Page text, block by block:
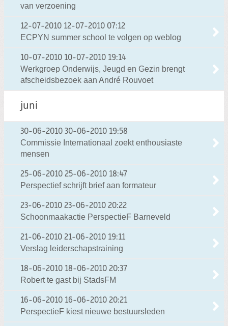
van verzoening
12-07-2010 12-07-2010 07:12
ECPYN summer school te volgen op weblog
10-07-2010 10-07-2010 19:14
Werkgroep Onderwijs, Jeugd en Gezin brengt
afscheidsbezoek aan André Rouvoet
juni
30-06-2010 30-06-2010 19:58
Commissie Internationaal zoekt enthousiaste
mensen
25-06-2010 25-06-2010 18:47
Perspectief schrijft brief aan formateur
23-06-2010 23-06-2010 20:22
Schoonmaakactie PerspectieF Barneveld
21-06-2010 21-06-2010 19:11
Verslag leiderschapstraining
18-06-2010 18-06-2010 20:37
Robert te gast bij StadsFM
16-06-2010 16-06-2010 20:21
PerspectieF kiest nieuwe bestuursleden